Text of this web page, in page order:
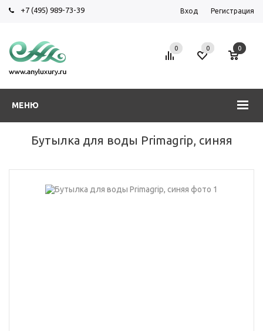
+7 (495) 989-73-39 Вход Регистрация
МЕНЮ
0 0 0
Бутылка для воды Primagrip, синяя